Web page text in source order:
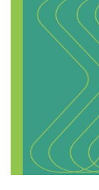
поставки
выбрать
критичных